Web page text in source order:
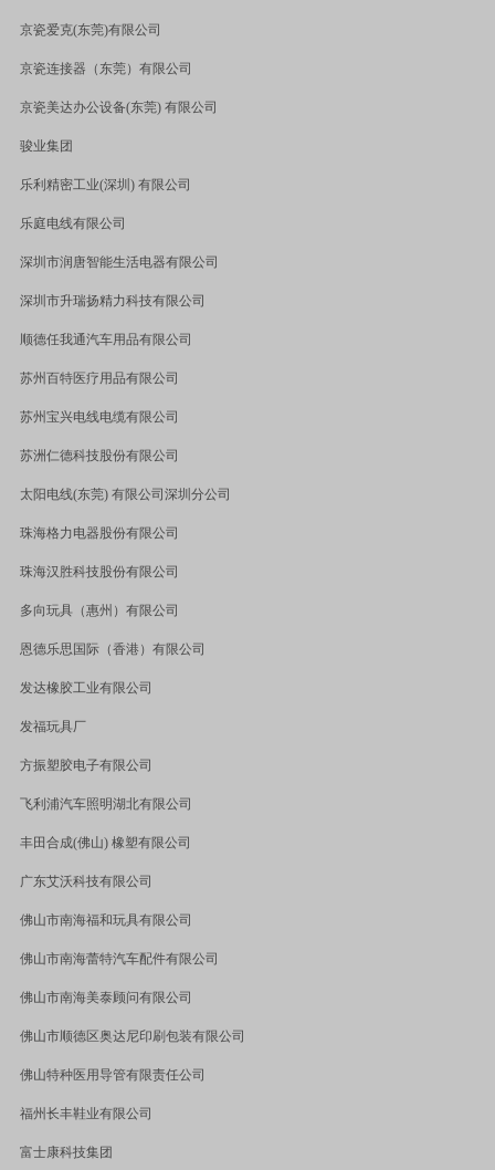
京瓷爱克(东莞)有限公司
京瓷连接器（东莞）有限公司
京瓷美达办公设备(东莞) 有限公司
骏业集团
乐利精密工业(深圳 ) 有限公司
乐庭电线有限公司
深圳市润唐智能生活电器有限公司
深圳市升瑞扬精力科技有限公司
顺德任我通汽车用品有限公司
苏州百特医疗用品有限公司
苏州宝兴电线电缆有限公司
苏洲仁德科技股份有限公司
太阳电线(东莞) 有限公司深圳分公司
珠海格力电器股份有限公司
珠海汉胜科技股份有限公司
多向玩具（惠州）有限公司
恩德乐思国际（香港）有限公司
发达橡胶工业有限公司
发福玩具厂
方振塑胶电子有限公司
飞利浦汽车照明湖北有限公司
丰田合成(佛山) 橡塑有限公司
广东艾沃科技有限公司
佛山市南海福和玩具有限公司
佛山市南海蕾特汽车配件有限公司
佛山市南海美泰顾问有限公司
佛山市顺德区奥达尼印刷包装有限公司
佛山特种医用导管有限责任公司
福州长丰鞋业有限公司
富士康科技集团